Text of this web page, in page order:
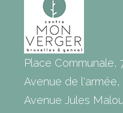
Place Communale,
Avenue de
Avenue Jules